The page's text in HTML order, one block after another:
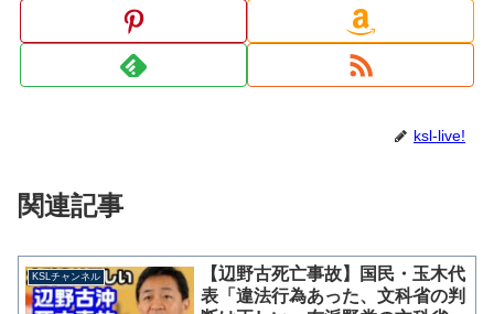
ksl-live!
関連記事
KSLチャンネル
【辺野古死亡事故】国民・玉木代
表「違法行為あった、文科省の判